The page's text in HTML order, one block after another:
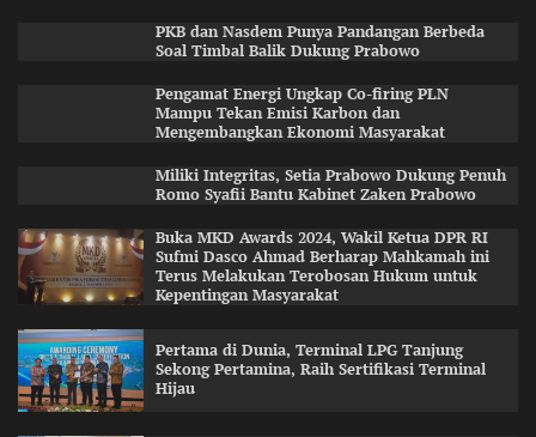
PKB dan Nasdem Punya Pandangan Berbeda
Soal Timbal Balik Dukung Prabowo
Pengamat Energi Ungkap Co-firing PLN
Mampu Tekan Emisi Karbon dan
Mengembangkan Ekonomi Masyarakat
Miliki Integritas, Setia Prabowo Dukung Penuh
Romo Syafii Bantu Kabinet Zaken Prabowo
Buka MKD Awards 2024, Wakil Ketua DPR RI
Sufmi Dasco Ahmad Berharap Mahkamah ini
Terus Melakukan Terobosan Hukum untuk
Kepentingan Masyarakat
Pertama di Dunia, Terminal LPG Tanjung
Sekong Pertamina, Raih Sertifikasi Terminal
Hijau